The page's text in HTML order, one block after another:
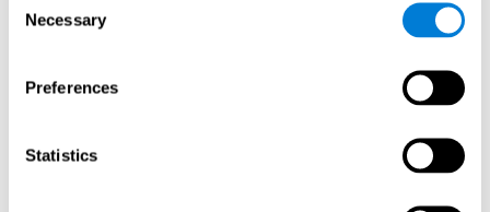
Selection
Necessary
Preferences
Statistics
полезно в любой ситуации, в которой необходимо
удерживать различные виды информации и получать к
человека в очереди в поликлинике или супермаркете.
нужно использовать стратегии мнемотехники
и выбирать в уме действия, необходимые для
достижения нашей цели. Это упражнение для мозга
помогает активировать и укреплять способность к